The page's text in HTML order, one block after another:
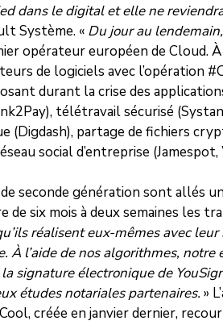
dans le digital et elle ne
Système. « Du jour au
opérateur européen de Cloud.
de logiciels avec
durant la crise des
télétravail sécurisé
(Digdash), partage de fichiers
social d’entreprise
seconde génération sont allés
de six mois à deux semaines les
réalisent eux-mêmes avec
À l’aide de nos algorithmes,
signature électronique de
études notariales partenaires.»
créée en janvier dernier,